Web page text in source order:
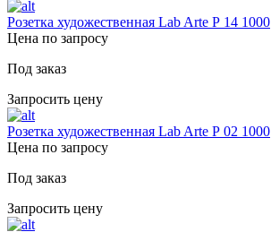
Розетка художественная Lab Arte Р 14 1000
Цена по запросу
Под заказ
Запросить цену
Розетка художественная Lab Arte Р 02 1000
Цена по запросу
Под заказ
Запросить цену